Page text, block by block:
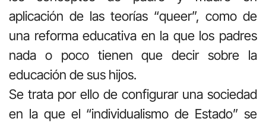
aplicación de las teorías “queer”, como de
una reforma educativa en la que los padres
nada o poco tienen que decir sobre la
educación de sus hijos.
Se trata por ello de configurar una sociedad
en la que el “individualismo de Estado” se